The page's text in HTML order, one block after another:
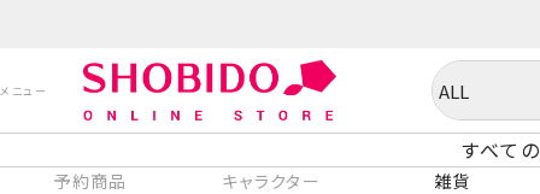
すべて
予約商品 キャラクター 雑貨